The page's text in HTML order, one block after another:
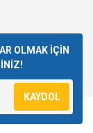
OLMAK İÇİN
KAYDOL